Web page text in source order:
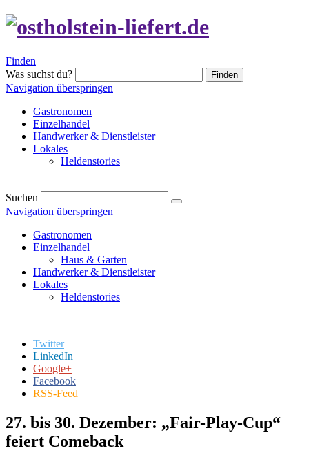
Finden
Was suchst du?
Finden
Navigation überspringen
Gastronomen
Einzelhandel
Handwerker & Dienstleister
Lokales
Heldenstories
Suchen
Navigation überspringen
Gastronomen
Einzelhandel
Haus & Garten
Handwerker & Dienstleister
Lokales
Heldenstories
Twitter
LinkedIn
Google+
Facebook
RSS-Feed
27. bis 30. Dezember: „Fair-Play-Cup“
feiert Comeback